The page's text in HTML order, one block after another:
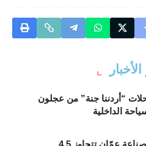
“أردننا جنة” من عجلون
الداخلية
صادرات صناعة عمّان تتجاوز 4.5